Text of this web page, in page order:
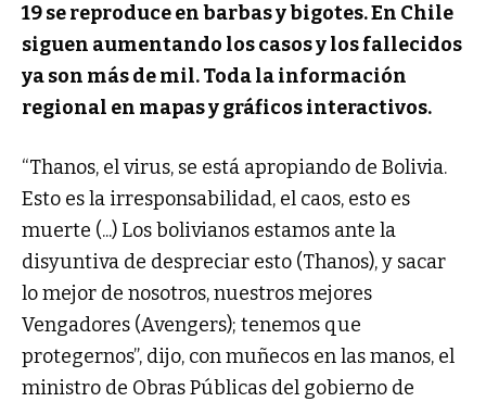
19 se reproduce en barbas y bigotes. En Chile
siguen aumentando los casos y los fallecidos
ya son más de mil. Toda la información
regional en mapas y gráficos interactivos.
“Thanos, el virus, se está apropiando de Bolivia.
Esto es la irresponsabilidad, el caos, esto es
muerte (...) Los bolivianos estamos ante la
disyuntiva de despreciar esto (Thanos), y sacar
lo mejor de nosotros, nuestros mejores
Vengadores (Avengers); tenemos que
protegernos”, dijo, con muñecos en las manos, el
ministro de Obras Públicas del gobierno de